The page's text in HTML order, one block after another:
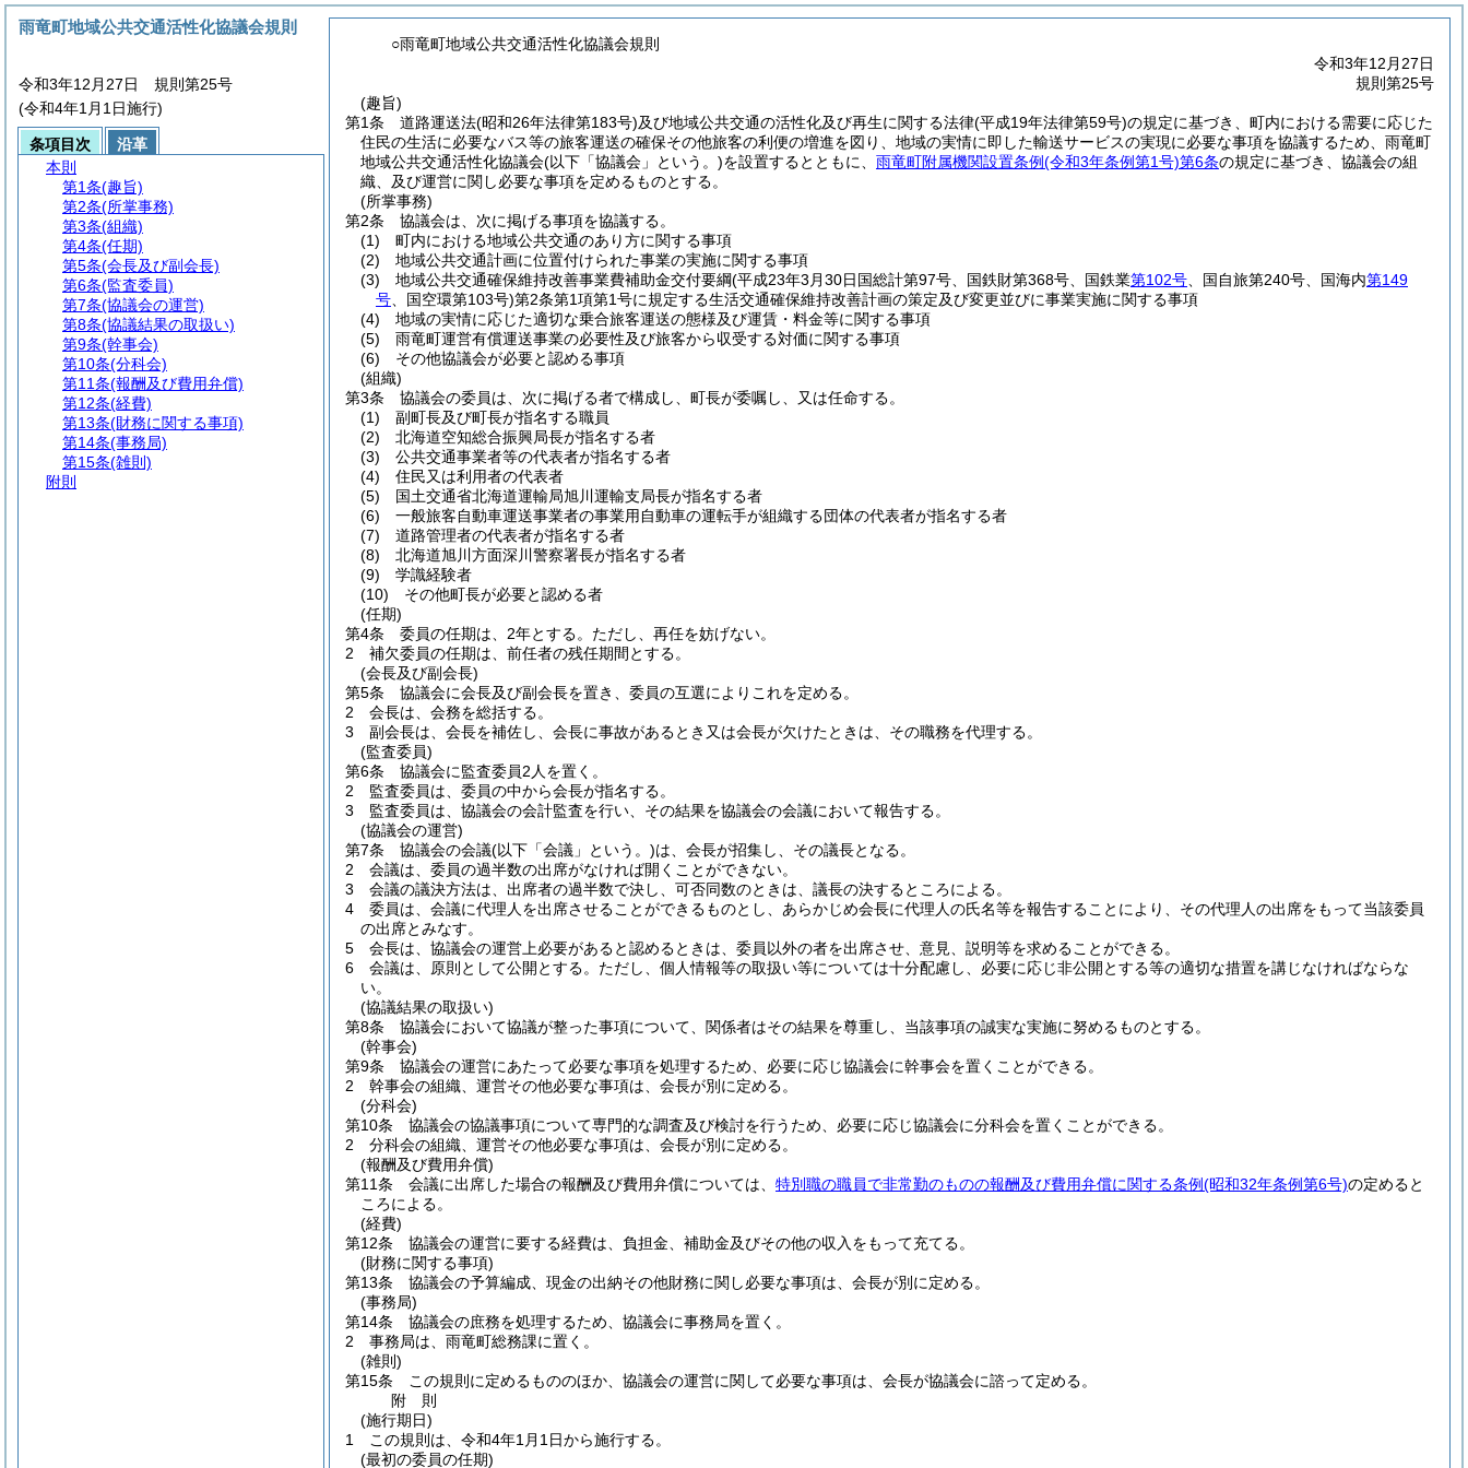
○雨竜町地域公共交通活性化協議会規則
令和3年12月27日
規則第25号
(趣旨)
第1条
道路運送法(昭和26年法律第183号)及び地域公共交通の活性化及び再生に関する法律(平成19年法律第59号)の規定に基づき、町内における需要に応じた
住民の生活に必要なバス等の旅客運送の確保その他旅客の利便の増進を図り、地域の実情に即した輸送サービスの実現に必要な事項を協議するため、雨竜町
地域公共交通活性化協議会(以下「協議会」という。)を設置するとともに、 雨竜町附属機関設置条例(令和3年条例第1号)第6条の規定に基づき、協議会の組
織、及び運営に関し必要な事項を定めるものとする。
(所掌事務)
第2条
協議会は、次に掲げる事項を協議する。
(1)
町内における地域公共交通のあり方に関する事項
(2)
地域公共交通計画に位置付けられた事業の実施に関する事項
(3)
地域公共交通確保維持改善事業費補助金交付要綱(平成23年3月30日国総計第97号、国鉄財第368号、国鉄業第102号 、国自旅第240号、国海内第149
号 、国空環第103号)第2条第1項第1号に規定する生活交通確保維持改善計画の策定及び変更並びに事業実施に関する事項
(4)
地域の実情に応じた適切な乗合旅客運送の態様及び運賃・料金等に関する事項
(5)
雨竜町運営有償運送事業の必要性及び旅客から収受する対価に関する事項
(6)
その他協議会が必要と認める事項
(組織)
第3条
協議会の委員は、次に掲げる者で構成し、町長が委嘱し、又は任命する。
(1)
副町長及び町長が指名する職員
(2)
北海道空知総合振興局長が指名する者
(3)
公共交通事業者等の代表者が指名する者
(4)
住民又は利用者の代表者
(5)
国土交通省北海道運輸局旭川運輸支局長が指名する者
(6)
一般旅客自動車運送事業者の事業用自動車の運転手が組織する団体の代表者が指名する者
(7)
道路管理者の代表者が指名する者
(8)
北海道旭川方面深川警察署長が指名する者
(9)
学識経験者
(10)
その他町長が必要と認める者
(任期)
第4条
委員の任期は、2年とする。 ただし、再任を妨げない。
2
補欠委員の任期は、前任者の残任期間とする。
(会長及び副会長)
第5条
協議会に会長及び副会長を置き、委員の互選によりこれを定める。
2
会長は、会務を総括する。
3
副会長は、会長を補佐し、会長に事故があるとき又は会長が欠けたときは、その職務を代理する。
(監査委員)
第6条
協議会に監査委員2人を置く。
2
監査委員は、委員の中から会長が指名する。
3
監査委員は、協議会の会計監査を行い、その結果を協議会の会議において報告する。
(協議会の運営)
第7条
協議会の会議(以下「会議」という。)は、会長が招集し、その議長となる。
2
会議は、委員の過半数の出席がなければ開くことができない。
3
会議の議決方法は、出席者の過半数で決し、可否同数のときは、議長の決するところによる。
4
委員は、会議に代理人を出席させることができるものとし、あらかじめ会長に代理人の氏名等を報告することにより、その代理人の出席をもって当該委員
の出席とみなす。
5
会長は、協議会の運営上必要があると認めるときは、委員以外の者を出席させ、意見、説明等を求めることができる。
6
会議は、原則として公開とする。 ただし、個人情報等の取扱い等については十分配慮し、必要に応じ非公開とする等の適切な措置を講じなければならな
い。
(協議結果の取扱い)
第8条
協議会において協議が整った事項について、関係者はその結果を尊重し、当該事項の誠実な実施に努めるものとする。
(幹事会)
第9条
協議会の運営にあたって必要な事項を処理するため、必要に応じ協議会に幹事会を置くことができる。
2
幹事会の組織、運営その他必要な事項は、会長が別に定める。
(分科会)
第10条
協議会の協議事項について専門的な調査及び検討を行うため、必要に応じ協議会に分科会を置くことができる。
2
分科会の組織、運営その他必要な事項は、会長が別に定める。
(報酬及び費用弁償)
第11条
会議に出席した場合の報酬及び費用弁償については、 特別職の職員で非常勤のものの報酬及び費用弁償に関する条例(昭和32年条例第6号)の定めると
ころによる。
(経費)
第12条
協議会の運営に要する経費は、負担金、補助金及びその他の収入をもって充てる。
(財務に関する事項)
第13条
協議会の予算編成、現金の出納その他財務に関し必要な事項は、会長が別に定める。
(事務局)
第14条
協議会の庶務を処理するため、協議会に事務局を置く。
2
事務局は、雨竜町総務課に置く。
(雑則)
第15条
この規則に定めるもののほか、協議会の運営に関して必要な事項は、会長が協議会に諮って定める。
附 則
(施行期日)
1
この規則は、令和4年1月1日から施行する。
(最初の委員の任期)
雨竜町地域公共交通活性化協議会規則
令和3年12月27日 規則第25号
(令和4年1月1日施行)
条項目次
沿革
本則
第1条(趣旨)
第2条(所掌事務)
第3条(組織)
第4条(任期)
第5条(会長及び副会長)
第6条(監査委員)
第7条(協議会の運営)
第8条(協議結果の取扱い)
第9条(幹事会)
第10条(分科会)
第11条(報酬及び費用弁償)
第12条(経費)
第13条(財務に関する事項)
第14条(事務局)
第15条(雑則)
附則